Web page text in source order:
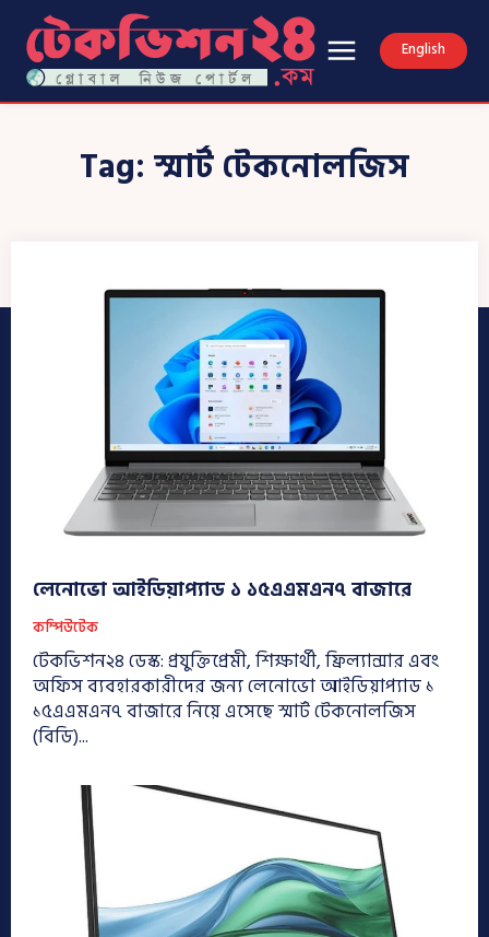
English
Tag: স্মার্ট টেকনোলজিস
লেনোভো আইডিয়াপ্যাড ১ ১৫এএমএন৭ বাজারে
কম্পিউটেক
টেকভিশন২৪ ডেস্ক: প্রযুক্তিপ্রেমী, শিক্ষার্থী, ফ্রিল্যান্সার এবং
অফিস ব্যবহারকারীদের জন্য লেনোভো আইডিয়াপ্যাড ১
১৫এএমএন৭ বাজারে নিয়ে এসেছে স্মার্ট টেকনোলজিস
(বিডি)...